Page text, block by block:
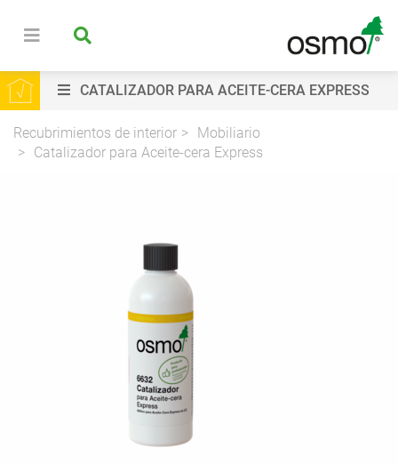
CATALIZADOR PARA ACEITE-CERA EXPRESS
Recubrimientos de interior
Mobiliario
Catalizador para Aceite-cera Express